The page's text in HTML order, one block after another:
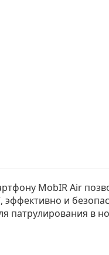
MobIR Air
и
патрулирования в